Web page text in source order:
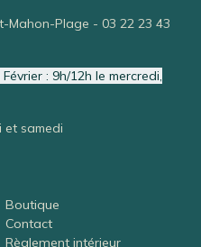
Mahon-Plage - 03 22 23 43
: 9h/12h le mercredi,
et samedi
Boutique
Contact
Règlement intérieur